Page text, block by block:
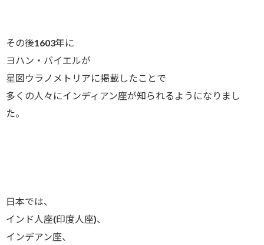
その後1603年に
ヨハン・バイエルが
星図ウラノメトリアに掲載したことで
多くの人々にインディアン座が知られるようになりまし
た。
日本では、
インド人座(印度人座)、
インデアン座、